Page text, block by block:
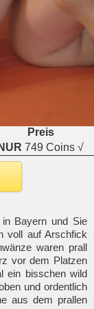
Preis
NUR 749 Coins √
Bayern und Sie
voll auf Arschfick
waren prall
vor dem Platzen
ein bisschen wild
und ordentlich
aus dem prallen